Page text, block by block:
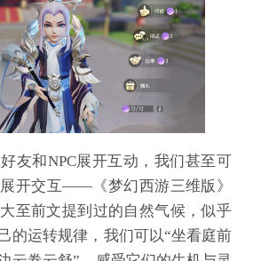
和NPC展开互动，我们甚至可
开交互——《梦幻西游三维版》
至前文提到过的自然气候，似乎
的运转规律，我们可以“坐看庭前